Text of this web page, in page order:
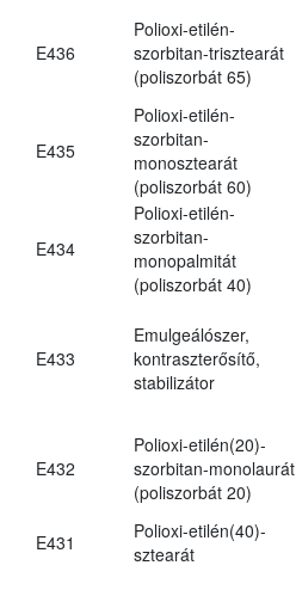
E436
Polioxi-etilén-
szorbitan-trisztearát
(poliszorbát 65)
E435
Polioxi-etilén-
szorbitan-
monosztearát
(poliszorbát 60)
E434
Polioxi-etilén-
szorbitan-
monopalmitát
(poliszorbát 40)
E433
Emulgeálószer,
kontraszterősítő,
stabilizátor
E432
Polioxi-etilén(20)-
szorbitan-monolaurát
(poliszorbát 20)
E431
Polioxi-etilén(40)-
sztearát